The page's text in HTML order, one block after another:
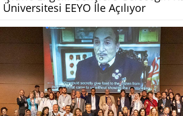
Üniversitesi EEYO İle Açılıyor